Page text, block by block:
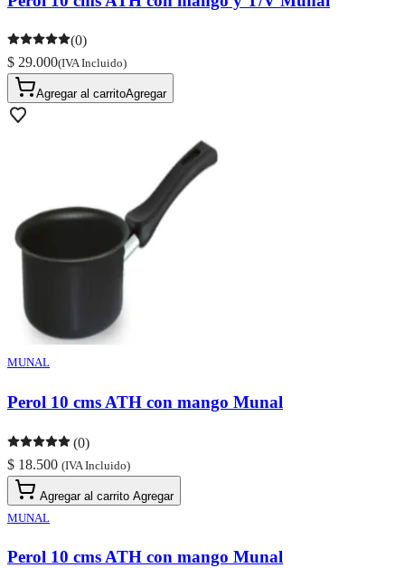
(0)
$ 29.000(IVA Incluido)
Agregar al carritoAgregar
MUNAL
Perol 10 cms ATH con mango Munal
(0)
$ 18.500 (IVA Incluido)
Agregar al carrito Agregar
MUNAL
Perol 10 cms ATH con mango Munal